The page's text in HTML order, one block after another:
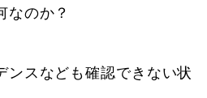
なのか？
ンスなども確認できない状